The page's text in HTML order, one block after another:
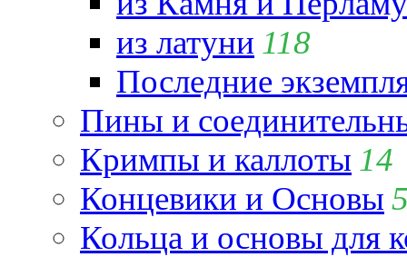
из латуни 118
Последние
Пины и
Кримпы и каллоты 14
Концевики и Основы
Кольца и основы для